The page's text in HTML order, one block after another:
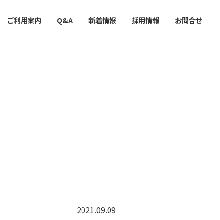
ご利用案内 Q&A 新着情報 採用情報 お問合せ
2021.09.09